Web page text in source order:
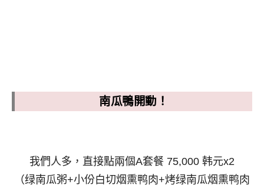
南瓜鴨開動！
我們人多，直接點兩個A套餐 75,000 韩元x2
（绿南瓜粥+小份白切烟熏鸭肉+烤绿南瓜烟熏鸭肉